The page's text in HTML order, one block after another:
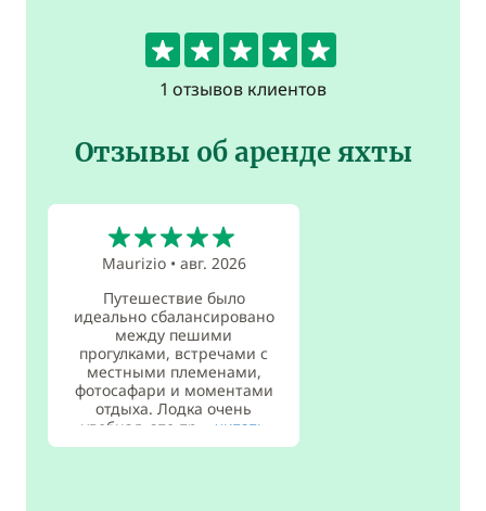
5
1 отзывов клиентов
Отзывы об аренде яхты
Maurizio• авг. 2026
Путешествие было
идеально сбалансировано
между пешими
прогулками, встречами с
местными племенами,
фотосафари и моментами
отдыха. Лодка очень
удобная, это пр... читать
дальше